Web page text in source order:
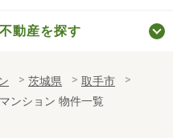
動産を探す
茨城県
取手市
ンション 物件一覧